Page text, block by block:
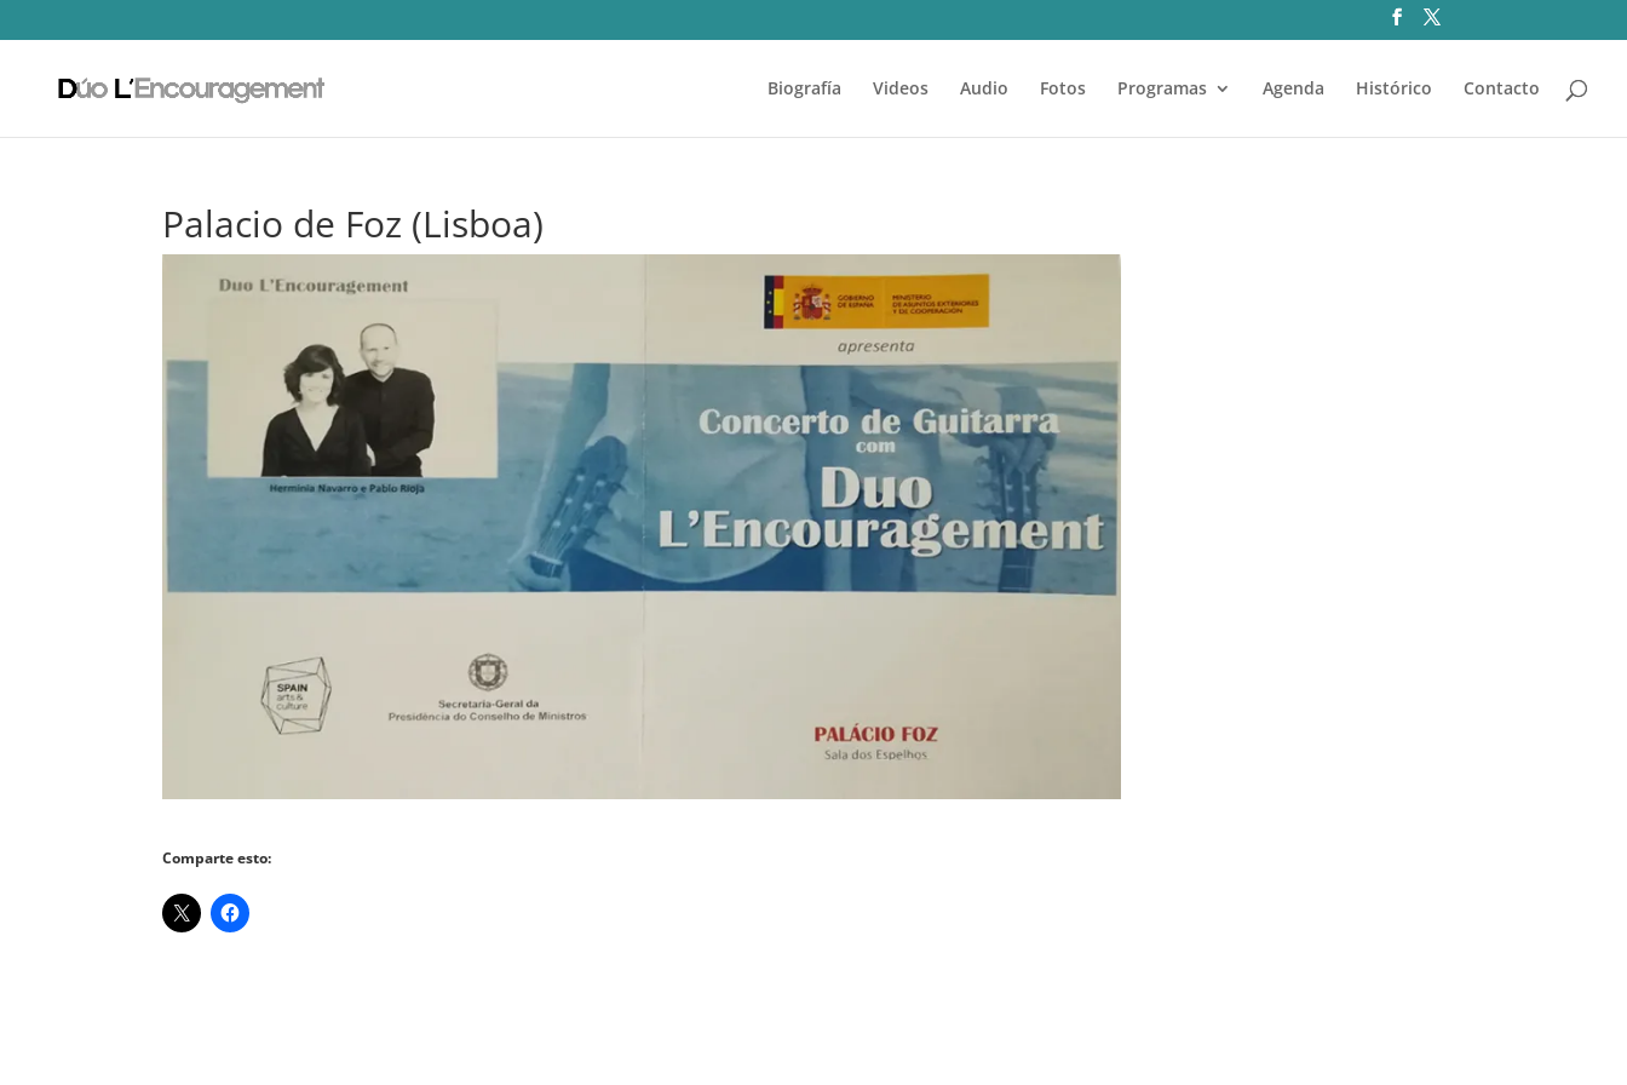
Biografía Videos Audio Fotos Programas Agenda Histórico Contacto
Palacio de Foz (Lisboa)
Comparte esto: